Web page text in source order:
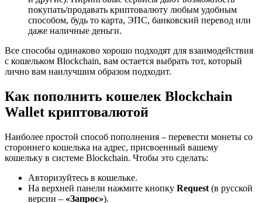
покупать/продавать криптовалюту любым удобным
способом, будь то карта, ЭПС, банковский перевод или
даже наличные деньги.
Все способы одинаково хорошо подходят для взаимодействия
с кошельком Blockchain, вам остается выбрать тот, который
лично вам наилучшим образом подходит.
Как пополнить кошелек Blockchain
Wallet криптовалютой
Наиболее простой способ пополнения – перевести монеты со
стороннего кошелька на адрес, присвоенный вашему
кошельку в системе Blockchain. Чтобы это сделать:
Авторизуйтесь в кошельке.
На верхней панели нажмите кнопку Request (в русской
версии – «Запрос»).